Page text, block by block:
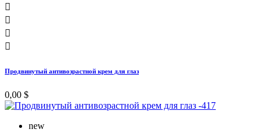




Продвинутый антивозрастной крем для глаз
0,00 $
new